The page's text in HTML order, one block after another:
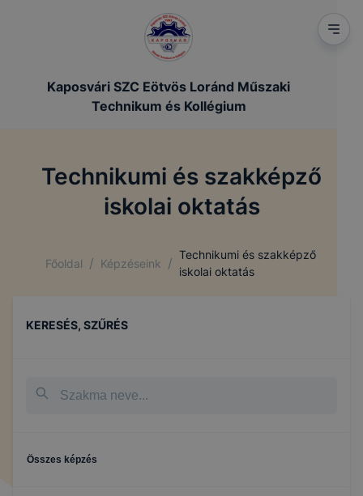
Kaposvári SZC Eötvös Loránd Műszaki
Technikum és Kollégium
Technikumi és szakképző
iskolai oktatás
Főoldal / Képzéseink /
Technikumi és szakképző
iskolai oktatás
KERESÉS, SZŰRÉS
Összes képzés